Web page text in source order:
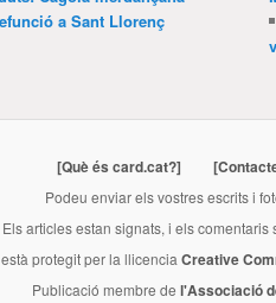
a Sant Llorenç
[Què és card.cat?]
Podeu enviar els vostres escrits i
Els articles estan signats, i els
protegit per la llicencia Creative
Publicació membre de l'Associació